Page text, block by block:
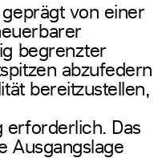
von einer
begrenzter
abzufedern
bereitzustellen,
erforderlich. Das
Ausgangslage